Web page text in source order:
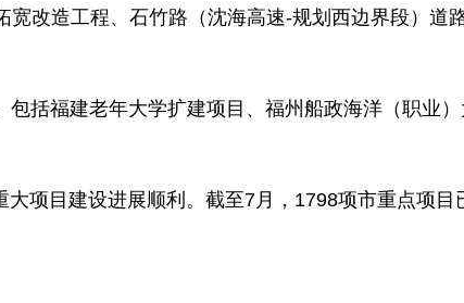
改造工程、石竹路（沈海高速-规划西边界段）道
括福建老年大学扩建项目、福州船政海洋（职业
项目建设进展顺利。截至7月，1798项市重点项